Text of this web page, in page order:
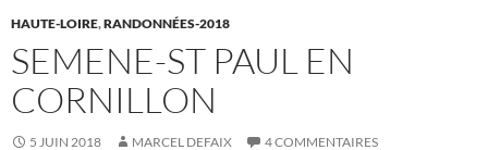
HAUTE-LOIRE,RANDONNÉES-2018
SEMENE-ST PAUL EN
CORNILLON
5 JUIN 2018 MARCEL DEFAIX 4 COMMENTAIRES